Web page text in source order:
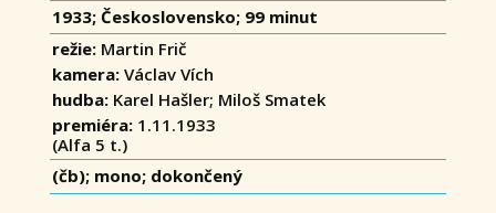
1933; Československo; 99 minut
režie: Martin Frič
kamera:Václav Vích
hudba: Karel Hašler; Miloš Smatek
premiéra: 1.11.1933
(Alfa 5 t.)
(čb); mono; dokončený